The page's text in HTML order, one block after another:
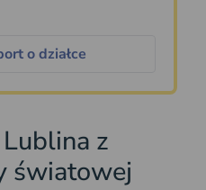
o działce
z
światowej